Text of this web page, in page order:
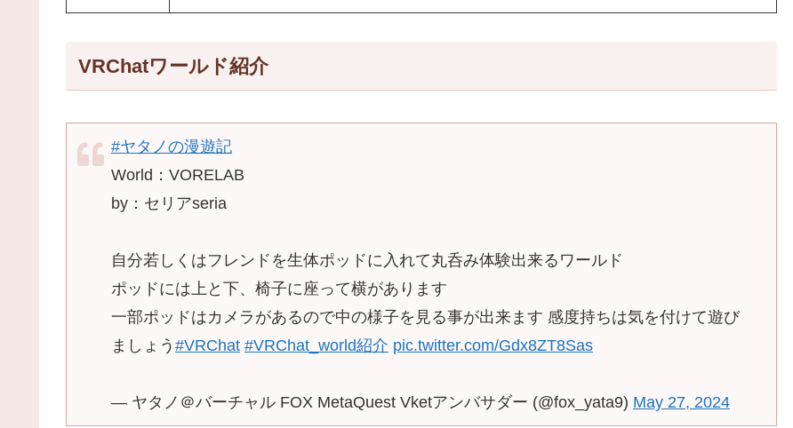
VRChatワールド紹介
#ヤタノの漫遊記
World：VORELAB
by：セリアseria
自分若しくはフレンドを生体ポッドに入れて丸呑み体験出来るワールド
ポッドには上と下、椅子に座って横があります
一部ポッドはカメラがあるので中の様子を見る事が出来ます 感度持ちは気を付けて遊び
ましょう #VRChat #VRChat_world紹介 pic.twitter.com/Gdx8ZT8Sas
— ヤタノ＠バーチャル FOX MetaQuest Vketアンバサダー (@fox_yata9) May 27, 2024